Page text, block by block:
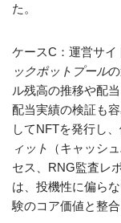
た。
ケースC：運営サイ
ックポットプール
ル残高の推移や配
配当実績の検証も
してNFTを発行し
ィット
（キャッシ
セス、RNG監査レ
は、投機性に偏ら
験のコア価値と整